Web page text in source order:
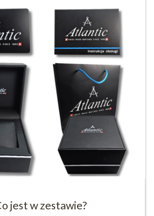
jest w zestawie?